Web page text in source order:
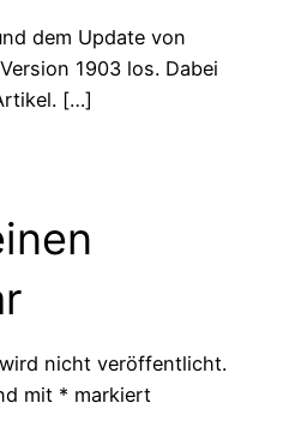
dem Update von
1903 los. Dabei
[…]
nicht veröffentlicht.
mit * markiert